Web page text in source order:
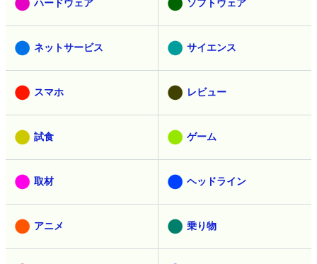
ハードウェア ソフトウェア
ネットサービス サイエンス
スマホ レビュー
試食 ゲーム
取材 ヘッドライン
アニメ 乗り物